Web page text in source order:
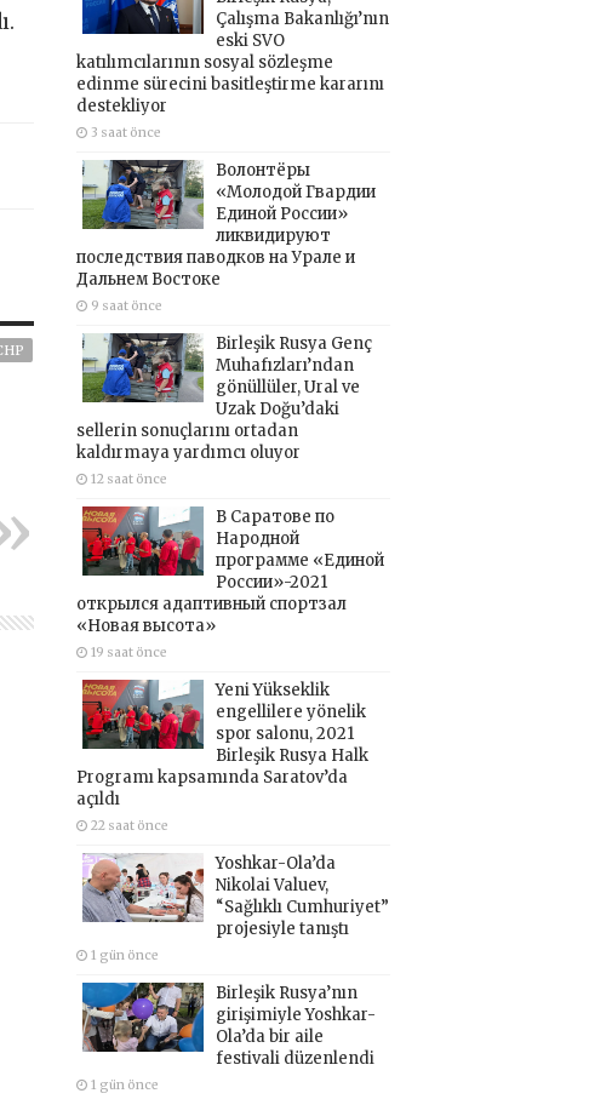
Çalışma Bakanlığı’nın
eski SVO
katılımcılarının sosyal sözleşme
edinme sürecini basitleştirme kararını
destekliyor
3 saat önce
Волонтёры
«Молодой Гвардии
Единой России»
ликвидируют
последствия паводков на Урале и
Дальнем Востоке
9 saat önce
Birleşik Rusya Genç
Muhafızları’ndan
gönüllüler, Ural ve
Uzak Doğu’daki
sellerin sonuçlarını ortadan
kaldırmaya yardımcı oluyor
12 saat önce
В Саратове по
Народной
программе «Единой
России»-2021
открылся адаптивный спортзал
«Новая высота»
19 saat önce
Yeni Yükseklik
engellilere yönelik
spor salonu, 2021
Birleşik Rusya Halk
Programı kapsamında Saratov’da
açıldı
22 saat önce
Yoshkar-Ola’da
Nikolai Valuev,
“Sağlıklı Cumhuriyet”
projesiyle tanıştı
1 gün önce
Birleşik Rusya’nın
girişimiyle Yoshkar-
Ola’da bir aile
festivali düzenlendi
1 gün önce